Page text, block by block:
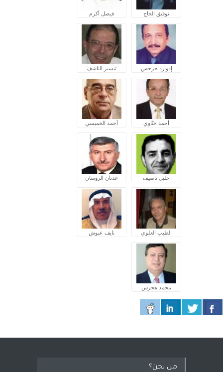
توفيق الحاج فيصل أكرم
إدوارد جرجس تيسير الناشف
أحمد ختّاوي أحمد الخميسي
خليل ناصيف عدنان الروسان
الطيب العلوي نايف عبوش
محمد هجرس
من نحن؟